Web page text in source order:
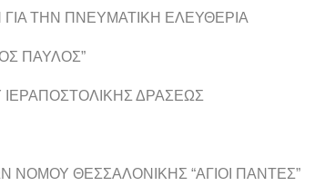
ΤΗΝ ΠΝΕΥΜΑΤΙΚΗ ΕΛΕΥΘΕΡΙΑ
ΠΑΥΛΟΣ”
ΔΡΑΣΕΩΣ
ΘΕΣΣΑΛΟΝΙΚΗΣ “ΑΓΙΟΙ ΠΑΝΤΕΣ”